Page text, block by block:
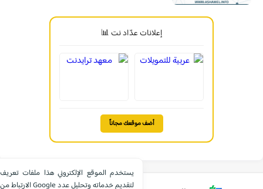
إعلانات عدّاد نت 📊
أضف موقعك مجاناً
يستخدم الموقع الإلكتروني هذا ملفات تعريف
الارتباط من Google لتقديم خدماته وتحليل عدد